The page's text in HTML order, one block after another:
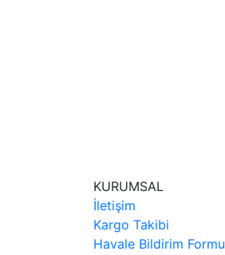
KURUMSAL
İletişim
Kargo Takibi
Havale Bildirim Formu